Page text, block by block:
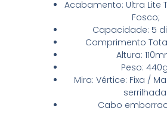
Acabamento: Ultra Lite
Fosco;
Capacidade: 5
Comprimento
Altura:
Peso:
Mira: Vértice: Fixa /
serrilhada.
Cabo